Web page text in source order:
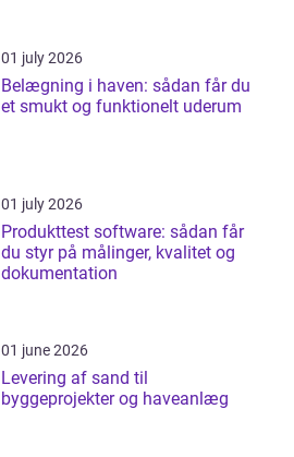
01 july 2026
Belægning i haven: sådan får du
et smukt og funktionelt uderum
01 july 2026
Produkttest software: sådan får
du styr på målinger, kvalitet og
dokumentation
01 june 2026
Levering af sand til
byggeprojekter og haveanlæg